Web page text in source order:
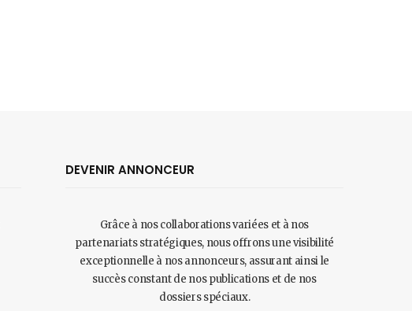
DEVENIR ANNONCEUR
Grâce à nos collaborations variées et à nos
partenariats stratégiques, nous offrons une visibilité
exceptionnelle à nos annonceurs, assurant ainsi le
succès constant de nos publications et de nos
dossiers spéciaux.